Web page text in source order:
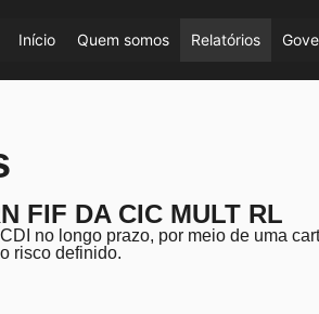
Início Quem somos Relatórios
FIF DA CIC MULT RL
no longo prazo, por meio de uma
risco definido.